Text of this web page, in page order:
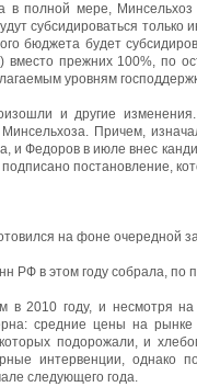
в полной мере,
субсидироваться
бюджета будет
вместо прежних 100%, по
уровням
и другие
Причем,
и Федоров в июле внес
постановление,
на фоне очередной
РФ в этом году собрала,
в 2010 году, и несмотря
средние цены на
подорожали, и
интервенции, однако
следующего года.